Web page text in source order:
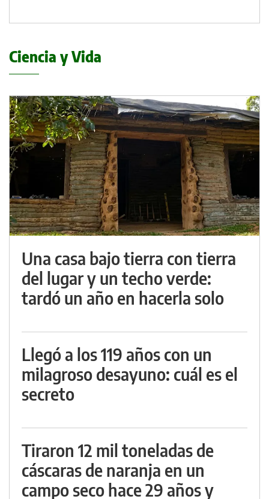
Ciencia y Vida
Una casa bajo tierra con tierra
del lugar y un techo verde:
tardó un año en hacerla solo
Llegó a los 119 años con un
milagroso desayuno: cuál es el
secreto
Tiraron 12 mil toneladas de
cáscaras de naranja en un
campo seco hace 29 años y